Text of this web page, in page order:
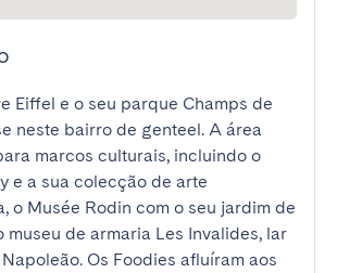
Eiffel e o seu parque Champs de
neste bairro de genteel. A área
marcos culturais, incluindo o
e a sua colecção de arte
o Musée Rodin com o seu jardim de
museu de armaria Les Invalides, lar
Os Foodies afluíram aos